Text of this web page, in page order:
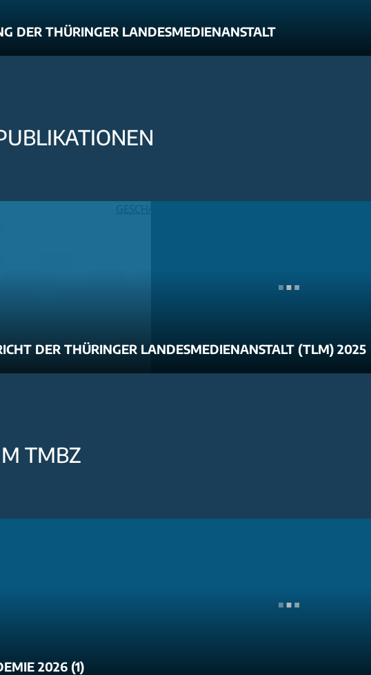
DER THÜRINGER LANDESMEDIENANSTALT
DER THÜRINGER LANDESMEDIENANSTALT (TLM) 2025
TMBZ
2026 (1)